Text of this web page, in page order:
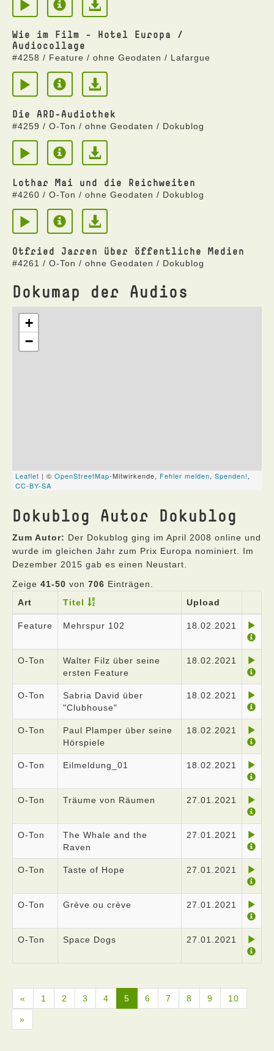
Wie im Film - Hotel Europa /
Audiocollage
#4258 / Feature / ohne Geodaten / Lafargue
Die ARD-Audiothek
#4259 / O-Ton / ohne Geodaten / Dokublog
Lothar Mai und die Reichweiten
#4260 / O-Ton / ohne Geodaten / Dokublog
Otfried Jarren über öffentliche Medien
#4261 / O-Ton / ohne Geodaten / Dokublog
Dokumap der Audios
Dokublog Autor Dokublog
Zum Autor: Der Dokublog ging im April 2008 online und
wurde im gleichen Jahr zum Prix Europa nominiert. Im
Dezember 2015 gab es einen Neustart.
Zeige 41-50 von 706 Einträgen.
Art
Titel Upload
Feature Mehrspur 102 18.02.2021
O-Ton
Walter Filz über seine
ersten Feature
18.02.2021
O-Ton
Sabria David über
"Clubhouse"
18.02.2021
O-Ton
Paul Plamper über seine
Hörspiele
18.02.2021
O-Ton Eilmeldung_01 18.02.2021
O-Ton Träume von Räumen 27.01.2021
O-Ton
The Whale and the
Raven
27.01.2021
O-Ton Taste of Hope 27.01.2021
O-Ton Grève ou crève 27.01.2021
O-Ton Space Dogs 27.01.2021
« 1 2 3 4 5 6 7 8 9 10
»